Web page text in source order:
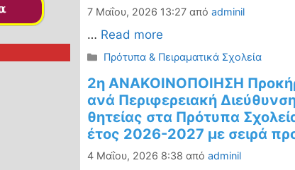
7 Μαΐου, 2026 13:27 από adminil
… Read more
Κατηγορίες
Πρότυπα & Πειραματικά Σχολεία
2η ΑΝΑΚΟΙΝΟΠΟΙΗΣΗ
ανά Περιφερειακή
θητείας στα Πρότυπα
έτος 2026-2027 με σειρά
4 Μαΐου, 2026 8:38 από adminil